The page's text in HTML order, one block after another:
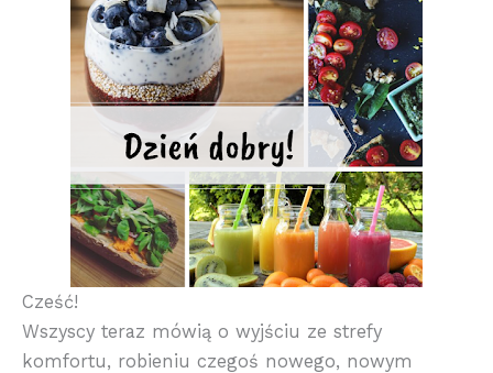
Cześć!
Wszyscy teraz mówią o wyjściu ze strefy
komfortu, robieniu czegoś nowego, nowym